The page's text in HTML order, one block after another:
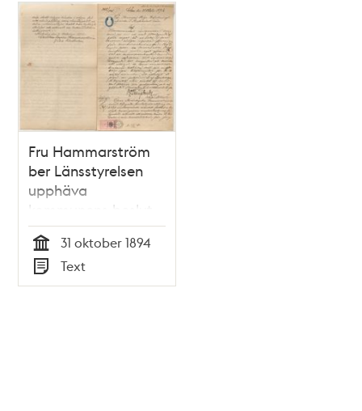
Fru Hammarström
ber Länsstyrelsen
upphäva
kommunens beslut
att förbjuda hennes
ölhandel
Tid
31 oktober 1894
Typ
Text